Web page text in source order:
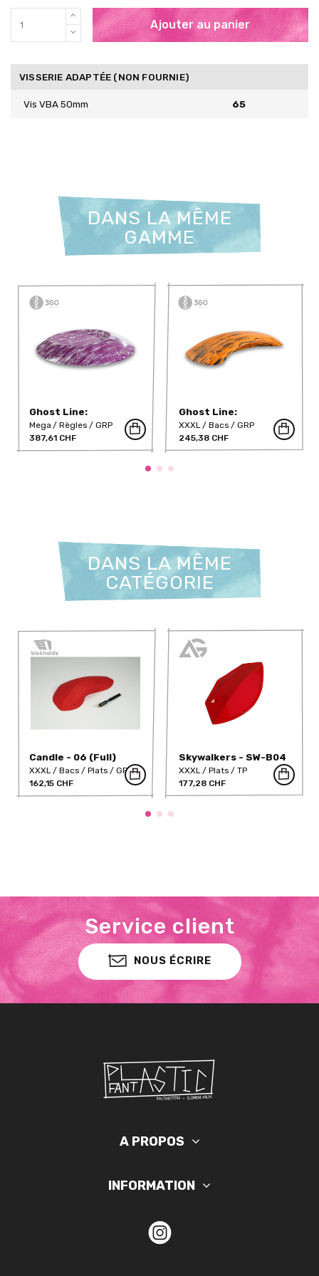
Ajouter au panier
VISSERIE ADAPTÉE (NON FOURNIE)
Vis VBA 50mm 65
DANS LA MÊME
GAMME
Ghost Line:
Bestsellers - 360-
632-WI-DT
Mega Règles
GRP
387,61 CHF
Ghost Line:
Bestsellers - 360-
627
XXXL Bacs
GRP
245,38 CHF
DANS LA MÊME
CATÉGORIE
Candle - 06 (Full)
XXXL Bacs Plats
GRP
162,15 CHF
Skywalkers - SW-B04
(Dual)
XXXL Plats
TP
177,28 CHF
Service client
NOUS ÉCRIRE
A PROPOS
INFORMATION